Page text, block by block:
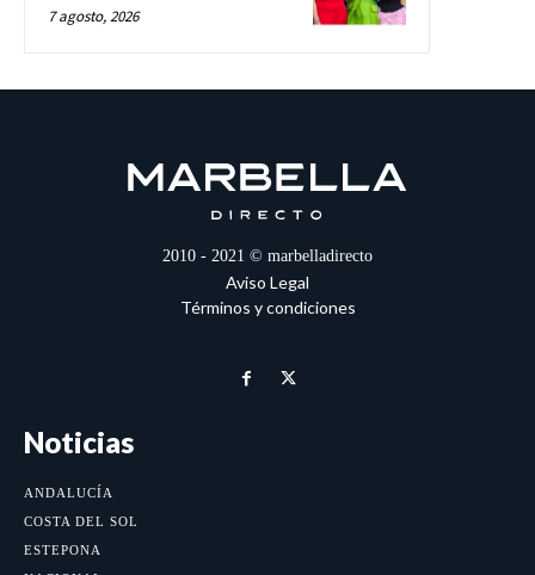
7 agosto, 2026
2010 - 2021 © marbelladirecto
Aviso Legal
Términos y condiciones
Noticias
ANDALUCÍA
COSTA DEL SOL
ESTEPONA